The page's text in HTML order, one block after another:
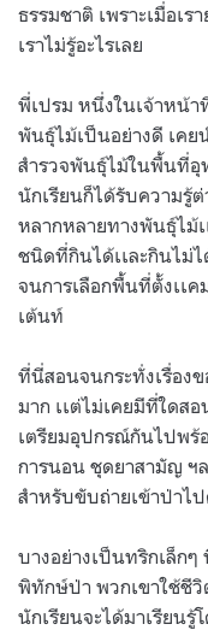
ธรรมชาติ เพราะเมื่อเร
เราไม่รู้อะไรเลย
พี่เปรม หนึ่งในเจ้าหน้
พันธุ์ไม้เป็นอย่างดี เค
สำรวจพันธุ์ไม้ในพื้นที่อุ
นักเรียนก็ได้รับความรู้
หลากหลายทางพันธุ์ไม้
ชนิดที่กินได้เเละกินไม่
จนการเลือกพื้นที่ตั้งเเ
เต้นท์
ที่นี่สอนจนกระทั่งเรื่อง
มาก เเต่ไม่เคยมีที่ใดส
เตรียมอุปกรณ์กันไปพร้
การนอน ชุดยาสามัญ ฯ
สำหรับขับถ่ายเข้าป่าไ
บางอย่างเป็นทริกเล็กๆ
พิทักษ์ป่า พวกเขาใช้ชีวิ
นักเรียนจะได้มาเรียน